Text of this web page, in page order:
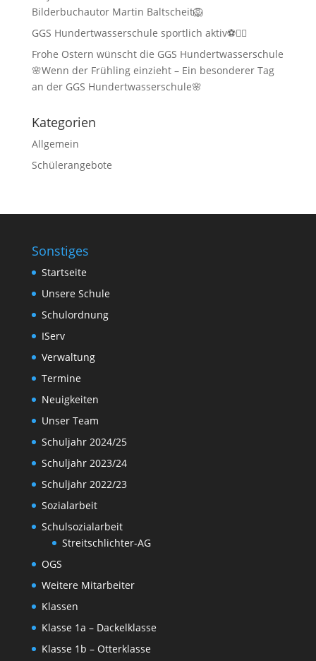
Bilderbuchautor Martin Baltscheit🦁
GGS Hundertwasserschule sportlich aktiv⚽🏃‍♂️
Frohe Ostern wünscht die GGS Hundertwasserschule
🌸Wenn der Frühling einzieht – Ein besonderer Tag
an der GGS Hundertwasserschule🌸
Kategorien
Allgemein
Schülerangebote
Sonstiges
Startseite
Unsere Schule
Schulordnung
IServ
Verwaltung
Termine
Neuigkeiten
Unser Team
Schuljahr 2024/25
Schuljahr 2023/24
Schuljahr 2022/23
Sozialarbeit
Schulsozialarbeit
Streitschlichter-AG
OGS
Weitere Mitarbeiter
Klassen
Klasse 1a – Dackelklasse
Klasse 1b – Otterklasse